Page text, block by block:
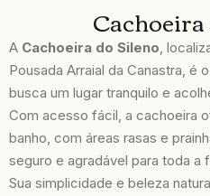
A Cachoeira do Sileno,
Pousada Arraial da Canastra, é
busca um lugar tranquilo e
Com acesso fácil, a cachoeira
banho, com áreas rasas e
seguro e agradável para toda a
Sua simplicidade e beleza